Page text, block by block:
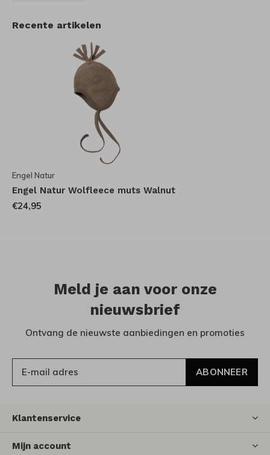
Recente artikelen
Engel Natur
Engel Natur Wolfleece muts Walnut
€24,95
Meld je aan voor onze
nieuwsbrief
Ontvang de nieuwste aanbiedingen en promoties
ABONNEER
Klantenservice
Mijn account